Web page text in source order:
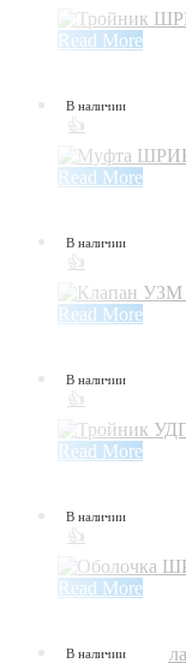
Read More
В наличии
👍
Read More
В наличии
👍
Read More
В наличии
👍
Read More
В наличии
👍
Read More
В наличии